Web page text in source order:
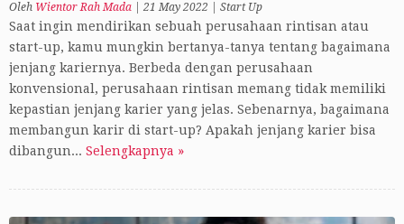
Oleh Wientor Rah Mada 21 May 2022 Start Up
Saat ingin mendirikan sebuah perusahaan rintisan atau
start-up, kamu mungkin bertanya-tanya tentang bagaimana
jenjang kariernya. Berbeda dengan perusahaan
konvensional, perusahaan rintisan memang tidak memiliki
kepastian jenjang karier yang jelas. Sebenarnya, bagaimana
membangun karir di start-up? Apakah jenjang karier bisa
dibangun... Selengkapnya »